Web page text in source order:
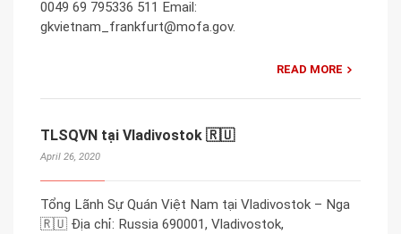
0049 69 795336 511 Email:
gkvietnam_frankfurt@mofa.gov.
READ MORE
TLSQVN tại Vladivostok 🇷🇺
April 26, 2020
Tổng Lãnh Sự Quán Việt Nam tại Vladivostok – Nga
🇷🇺 Địa chỉ: Russia 690001, Vladivostok,